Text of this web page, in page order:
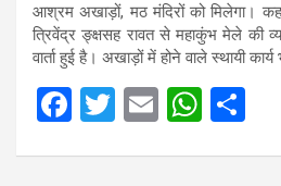
आश्रम अखाड़ों, मठ मंदिरों को मिलेगा।
त्रिवेंद्र ङ्क्षसह रावत से महाकुंभ मेले की
वार्ता हुई है। अखाड़ों में होने वाले स्थायी
F
T
E
W